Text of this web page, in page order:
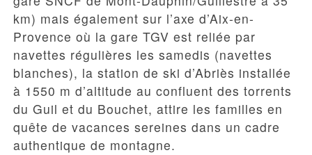
km) mais également sur l’axe d’Aix-en-
Provence où la gare TGV est reliée par
navettes régulières les samedis (navettes
blanches), la station de ski d’Abriès installée
à 1550 m d’altitude au confluent des torrents
du Guil et du Bouchet, attire les familles en
quête de vacances sereines dans un cadre
authentique de montagne.